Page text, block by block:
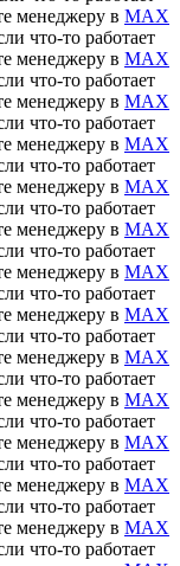
менеджеру в MAX
что-то работает
менеджеру в MAX
что-то работает
менеджеру в MAX
что-то работает
менеджеру в MAX
что-то работает
менеджеру в MAX
что-то работает
менеджеру в MAX
что-то работает
менеджеру в MAX
что-то работает
менеджеру в MAX
что-то работает
менеджеру в MAX
что-то работает
менеджеру в MAX
что-то работает
менеджеру в MAX
что-то работает
менеджеру в MAX
что-то работает
менеджеру в MAX
что-то работает